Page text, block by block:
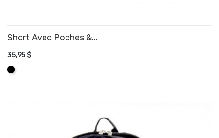
Short Avec Poches &...
35,95 $
Noir